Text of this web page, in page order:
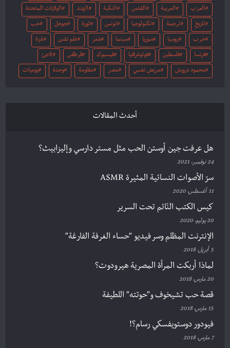
العرب العربية القدس النكبة الهند الولايات المتحدة
تاريخ ترجمة تكنولوجيا تونس ثورة جوجل حب
حرب روسيا سوريا سينما شعر علم نفس غزة
فرنسا فلسطين فوتوغرافيا فيسبوك قرطاس لاجئ
محمود درويش مريض نفسي مصر مقاومة وحدة يوميات
أحدث المقالات
هل عرفت جين أوستن الحب مثل مستر دارسي وإليزابيث؟
24 نوفمبر، 2021
سرّ الأصوات النسائية المثيرة ASMR
11 أغسطس، 2020
كيس الكتب النّائم تحت السرير
20 يوليو، 2020
الإنترنت المظلم وسر فيديو “حساء الغرفة الفارغة”
5 أبريل، 2018
لماذا أربكت المرأة المصرية هيرودوت؟
20 مارس، 2018
قصة حب تشيخوف و”حوتته” اللطيفة
15 مارس، 2018
فيودور دوستويفسكي رسام؟!
7 مارس، 2018